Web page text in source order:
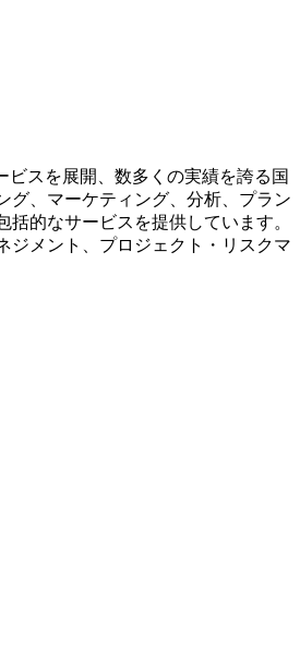
スを展開、数多くの実績を誇る国
グ、マーケティング、分析、プラン
的なサービスを提供しています。
ジメント、プロジェクト・リスクマ